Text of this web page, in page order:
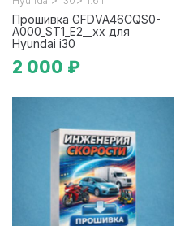
Прошивка GFDVA46CQS0-
A000_ST1_E2__xx для
Hyundai i30
2 000 ₽